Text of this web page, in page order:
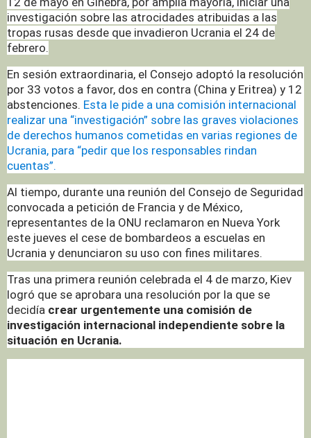
investigación sobre las atrocidades atribuidas a las
tropas rusas desde que invadieron Ucrania el 24 de
febrero.
En sesión extraordinaria, el Consejo adoptó la resolución
por 33 votos a favor, dos en contra (China y Eritrea) y 12
abstenciones. Esta le pide a una comisión internacional
realizar una “investigación” sobre las graves violaciones
de derechos humanos cometidas en varias regiones de
Ucrania, para “pedir que los responsables rindan
cuentas”.
Al tiempo, durante una reunión del Consejo de Seguridad
convocada a petición de Francia y de México,
representantes de la ONU reclamaron en Nueva York
este jueves el cese de bombardeos a escuelas en
Ucrania y denunciaron su uso con fines militares.
Tras una primera reunión celebrada el 4 de marzo, Kiev
logró que se aprobara una resolución por la que se
decidía crear urgentemente una comisión de
investigación internacional independiente sobre la
situación en Ucrania.